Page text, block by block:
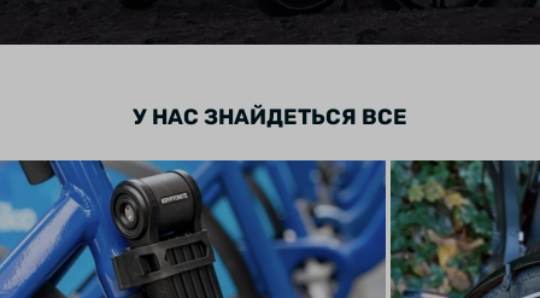
У НАС ЗНАЙДЕТЬСЯ ВСЕ